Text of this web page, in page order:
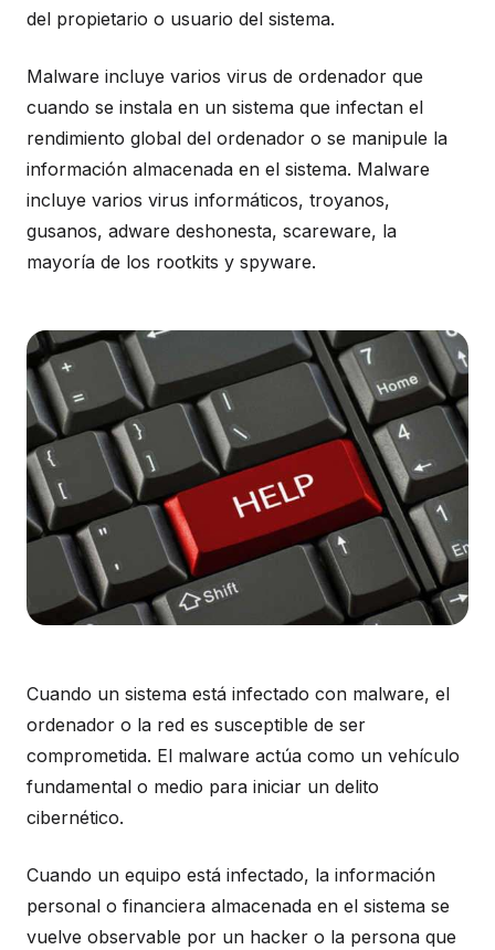
del propietario o usuario del sistema.
Malware incluye varios virus de ordenador que
cuando se instala en un sistema que infectan el
rendimiento global del ordenador o se manipule la
información almacenada en el sistema. Malware
incluye varios virus informáticos, troyanos,
gusanos, adware deshonesta, scareware, la
mayoría de los rootkits y spyware.
Cuando un sistema está infectado con malware, el
ordenador o la red es susceptible de ser
comprometida. El malware actúa como un vehículo
fundamental o medio para iniciar un delito
cibernético.
Cuando un equipo está infectado, la información
personal o financiera almacenada en el sistema se
vuelve observable por un hacker o la persona que